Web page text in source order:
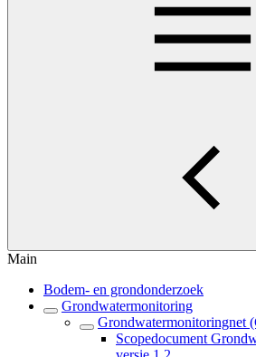
Main
Bodem- en grondonderzoek
Grondwatermonitoring
Grondwatermonitoringnet
Scopedocument